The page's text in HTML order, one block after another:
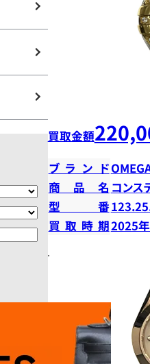
買取金額
ブランド
商品名 コンス
型番
買取時期2025